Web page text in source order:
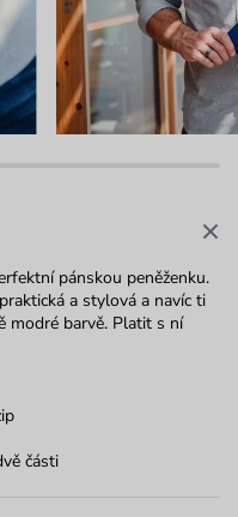
pánskou peněženku.
a stylová a navíc ti
modré barvě. Platit s ní
části